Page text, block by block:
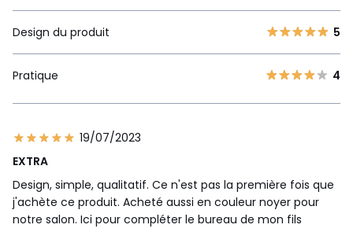
Design du produit 5
Pratique 4
19/07/2023
EXTRA
Design, simple, qualitatif. Ce n'est pas la première fois que
j'achète ce produit. Acheté aussi en couleur noyer pour
notre salon. Ici pour compléter le bureau de mon fils